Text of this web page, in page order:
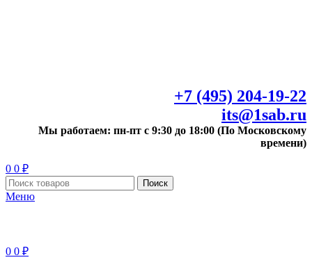
+7 (495) 204-19-22
its@1sab.ru
Мы работаем: пн-пт с 9:30 до 18:00 (По Московскому
времени)
0 0 ₽
Поиск
Меню
0 0 ₽